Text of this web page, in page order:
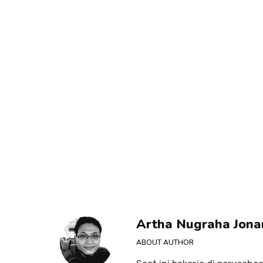
Artha Nugraha
ABOUT AUTHOR